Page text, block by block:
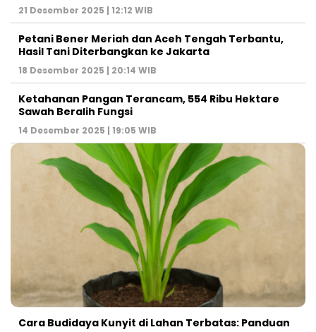
21 Desember 2025 | 12:12 WIB
Petani Bener Meriah dan Aceh Tengah Terbantu,
Hasil Tani Diterbangkan ke Jakarta
18 Desember 2025 | 20:14 WIB
Ketahanan Pangan Terancam, 554 Ribu Hektare
Sawah Beralih Fungsi
14 Desember 2025 | 19:05 WIB
Cara Budidaya Kunyit di Lahan Terbatas: Panduan